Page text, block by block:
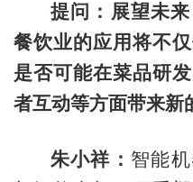
提问：展望未
餐饮业的应用将不
是否可能在菜品研
者互动等方面带来新
朱小祥： 智能